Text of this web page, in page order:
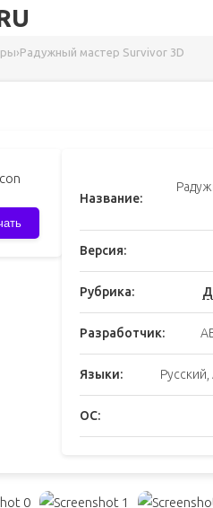
›Радужный мастер Survivor 3D
Название:
Версия:
Рубрика:
Разработчик:
Языки:
ОС: